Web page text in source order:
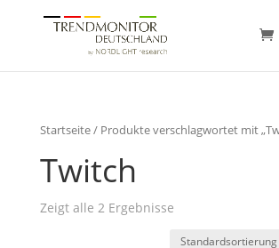
Startseite/ Produkte verschlagwortet mit
Twitch
Zeigt alle 2 Ergebnisse